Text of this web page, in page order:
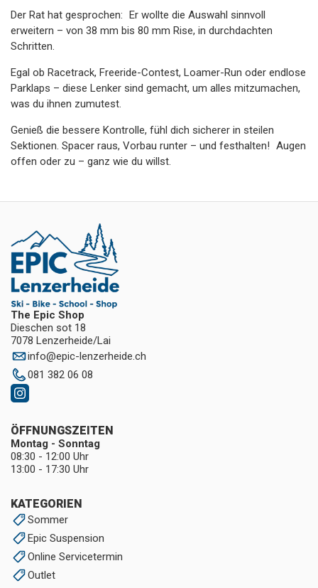
Der Rat hat gesprochen: Er wollte die Auswahl sinnvoll
erweitern – von 38 mm bis 80 mm Rise, in durchdachten
Schritten.
Egal ob Racetrack, Freeride-Contest, Loamer-Run oder endlose
Parklaps – diese Lenker sind gemacht, um alles mitzumachen,
was du ihnen zumutest.
Genieß die bessere Kontrolle, fühl dich sicherer in steilen
Sektionen. Spacer raus, Vorbau runter – und festhalten! Augen
offen oder zu – ganz wie du willst.
The Epic Shop
Dieschen sot 18
7078 Lenzerheide/Lai
info@epic-lenzerheide.ch
081 382 06 08
KATEGORIEN
Sommer
Epic Suspension
Online Servicetermin
Outlet
ÖFFNUNGSZEITEN
Montag - Sonntag
08:30 - 12:00 Uhr
13:00 - 17:30 Uhr